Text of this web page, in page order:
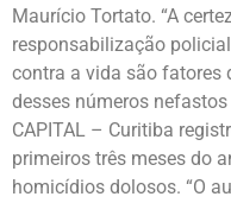
Maurício Tortato. “A
responsabilização
contra a vida são fatores
desses números
CAPITAL – Curitiba
primeiros três meses do
homicídios dolosos. “O